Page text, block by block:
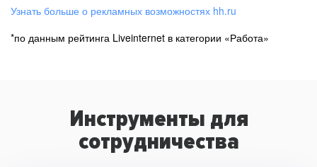
Узнать больше о рекламных возможностях hh.ru
*по данным рейтинга Liveinternet в категории «Работа»
Инструменты для
сотрудничества